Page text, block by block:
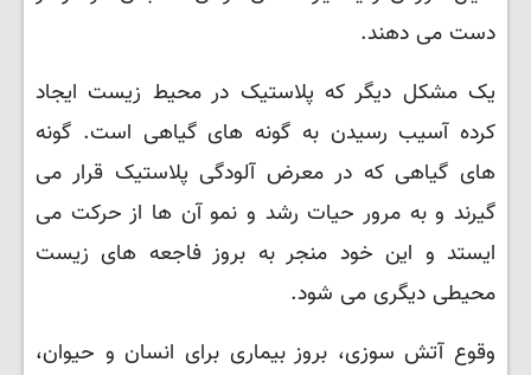
دست می دهند.
یک مشکل دیگر که پلاستیک در محیط زیست ایجاد
کرده آسیب رسیدن به گونه های گیاهی است. گونه
های گیاهی که در معرض آلودگی پلاستیک قرار می
گیرند و به مرور حیات رشد و نمو آن ها از حرکت می
ایستد و این خود منجر به بروز فاجعه های زیست
محیطی دیگری می شود.
وقوع آتش سوزی، بروز بیماری برای انسان و حیوان،